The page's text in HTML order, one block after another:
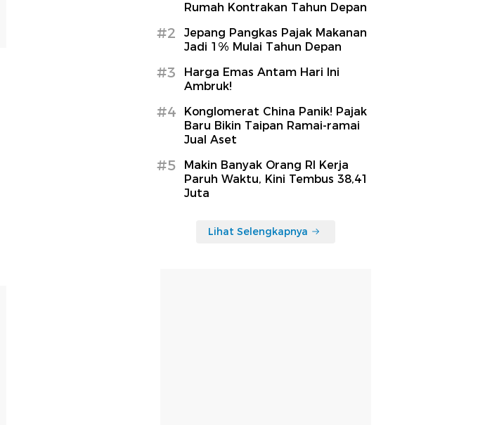
Rumah Kontrakan Tahun Depan
#2
Jepang Pangkas Pajak Makanan
Jadi 1% Mulai Tahun Depan
#3
Harga Emas Antam Hari Ini
Ambruk!
#4
Konglomerat China Panik! Pajak
Baru Bikin Taipan Ramai-ramai
Jual Aset
#5
Makin Banyak Orang RI Kerja
Paruh Waktu, Kini Tembus 38,41
Juta
Lihat Selengkapnya